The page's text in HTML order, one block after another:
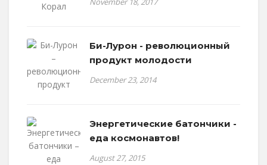
Би-Лурон - революционный
продукт молодости
December 23, 2014
Энергетические батончики -
еда космонавтов!
August 27, 2015